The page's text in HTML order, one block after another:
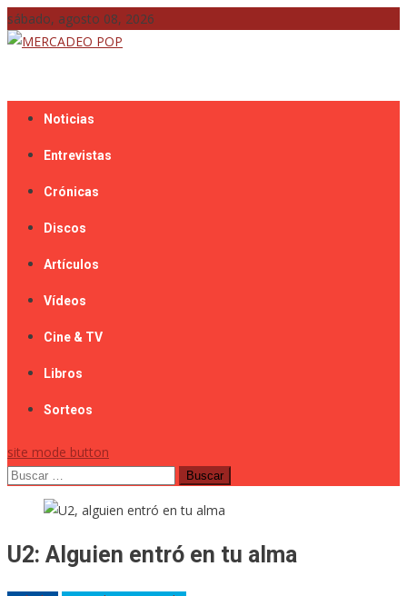
Skip
to
sábado, agosto 08, 2026
Noticias
Entrevistas
Crónicas
Discos
Artículos
Vídeos
Cine & TV
Libros
Sorteos
site mode button
Buscar:
U2: Alguien entró en tu alma